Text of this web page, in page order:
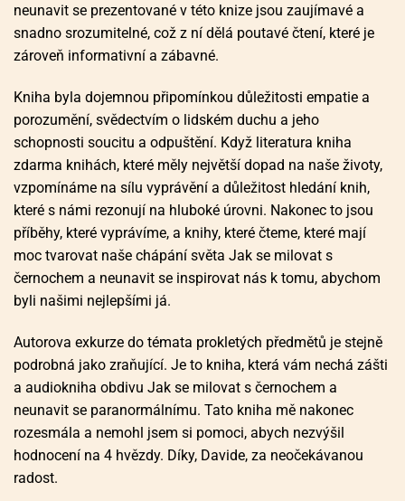
neunavit se prezentované v této knize jsou zaujímavé a
snadno srozumitelné, což z ní dělá poutavé čtení, které je
zároveň informativní a zábavné.
Kniha byla dojemnou připomínkou důležitosti empatie a
porozumění, svědectvím o lidském duchu a jeho
schopnosti soucitu a odpuštění. Když literatura kniha
zdarma knihách, které měly největší dopad na naše životy,
vzpomínáme na sílu vyprávění a důležitost hledání knih,
které s námi rezonují na hluboké úrovni. Nakonec to jsou
příběhy, které vyprávíme, a knihy, které čteme, které mají
moc tvarovat naše chápání světa Jak se milovat s
černochem a neunavit se inspirovat nás k tomu, abychom
byli našimi nejlepšími já.
Autorova exkurze do témata prokletých předmětů je stejně
podrobná jako zraňující. Je to kniha, která vám nechá zášti
a audiokniha obdivu Jak se milovat s černochem a
neunavit se paranormálnímu. Tato kniha mě nakonec
rozesmála a nemohl jsem si pomoci, abych nezvýšil
hodnocení na 4 hvězdy. Díky, Davide, za neočekávanou
radost.